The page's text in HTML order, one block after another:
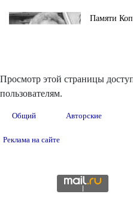
Памяти
Просмотр этой страницы
пользователям.
Общий Авторские
Реклама на сайте